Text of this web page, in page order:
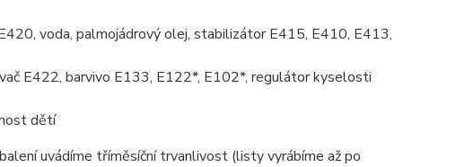
voda, palmojádrový olej, stabilizátor E415, E410, E413,
E422, barvivo E133, E122*, E102*, regulátor kyselosti
dětí
uvádíme tříměsíční trvanlivost (listy vyrábíme až po